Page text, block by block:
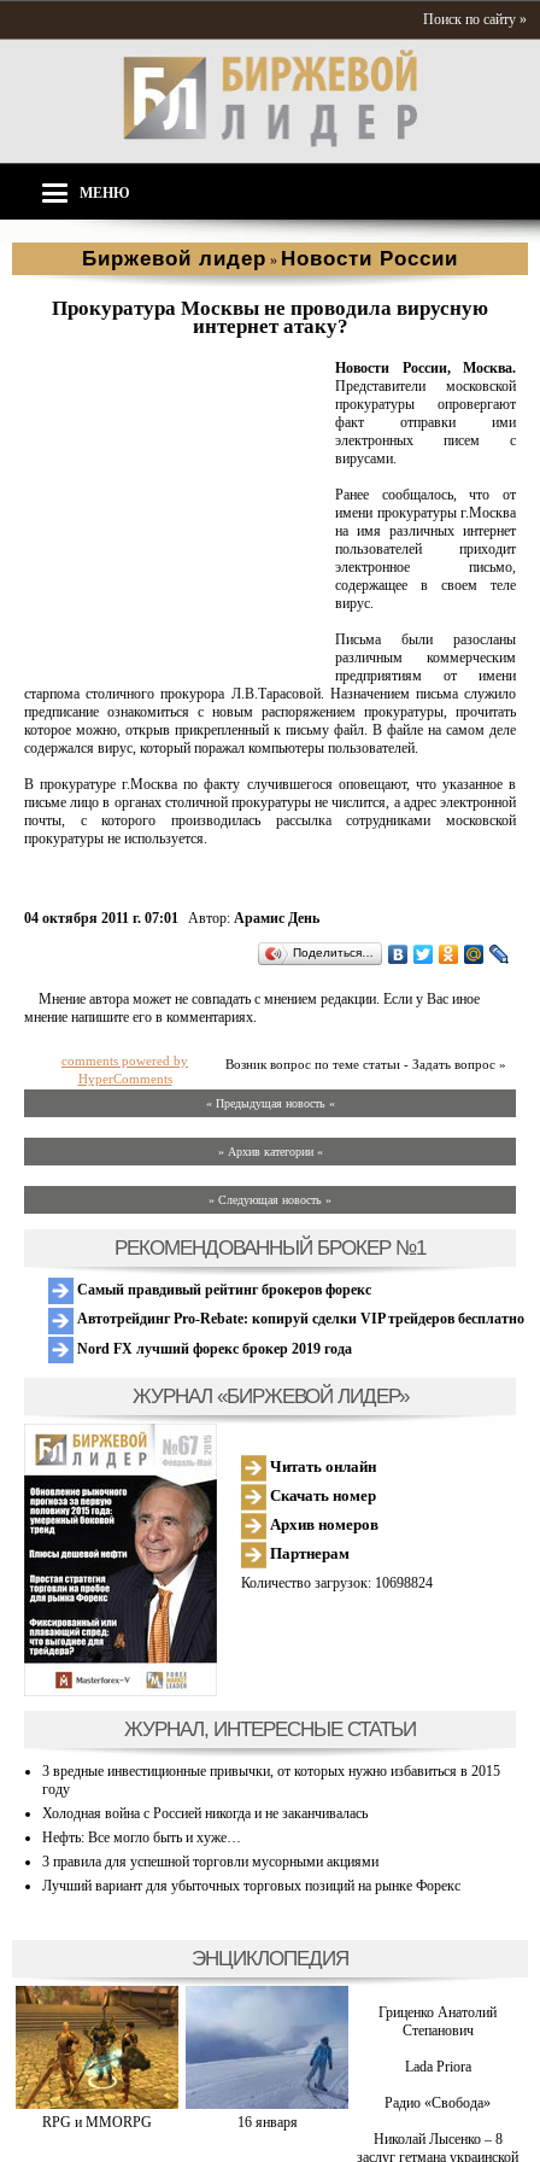
Поиск по сайту »
МЕНЮ
Биржевой лидер » Новости России
Прокуратура Москвы не проводила вирусную
интернет атаку?
Новости России, Москва.
Представители московской
прокуратуры опровергают
факт отправки ими
электронных писем с
вирусами.
Ранее сообщалось, что от
имени прокуратуры г.Москва
на имя различных интернет
пользователей приходит
электронное письмо,
содержащее в своем теле
вирус.
Письма были разосланы
различным коммерческим
предприятиям от имени
старпома столичного прокурора Л.В.Тарасовой. Назначением письма служило
предписание ознакомиться с новым распоряжением прокуратуры, прочитать
которое можно, открыв прикрепленный к письму файл. В файле на самом деле
содержался вирус, который поражал компьютеры пользователей.
В прокуратуре г.Москва по факту случившегося оповещают, что указанное в
письме лицо в органах столичной прокуратуры не числится, а адрес электронной
почты, с которого производилась рассылка сотрудниками московской
прокуратуры не используется.
04 октября 2011 г. 07:01 Автор: Арамис День
Поделиться…
Мнение автора может не совпадать с мнением редакции. Если у Вас иное
мнение напишите его в комментариях.
Возник вопрос по теме статьи - Задать вопрос »
comments powered by
HyperComments
« Предыдущая новость «
» Архив категории «
» Следующая новость »
РЕКОМЕНДОВАННЫЙ БРОКЕР №1
Самый правдивый рейтинг брокеров форекс
Автотрейдинг Pro-Rebate: копируй сделки VIP трейдеров бесплатно
Nord FX лучший форекс брокер 2019 года
ЖУРНАЛ «БИРЖЕВОЙ ЛИДЕР»
Читать онлайн
Скачать номер
Архив номеров
Партнерам
Количество загрузок: 10698824
ЖУРНАЛ, ИНТЕРЕСНЫЕ СТАТЬИ
3 вредные инвестиционные привычки, от которых нужно избавиться в 2015
году
Холодная война с Россией никогда и не заканчивалась
Нефть: Все могло быть и хуже…
3 правила для успешной торговли мусорными акциями
Лучший вариант для убыточных торговых позиций на рынке Форекс
ЭНЦИКЛОПЕДИЯ
RPG и MMORPG 16 января
Гриценко Анатолий
Степанович
Lada Priora
Радио «Свобода»
Николай Лысенко – 8
заслуг гетмана украинской